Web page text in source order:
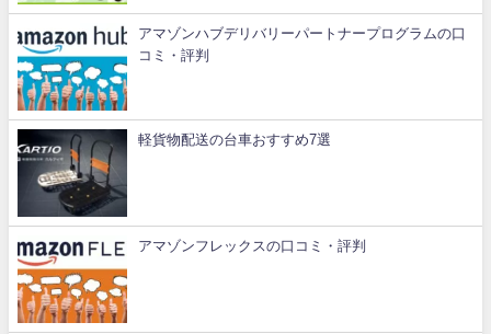
アマゾンハブデリバリーパートナープログラムの口
コミ・評判
軽貨物配送の台車おすすめ7選
アマゾンフレックスの口コミ・評判